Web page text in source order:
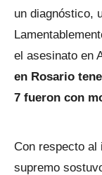
un diagnóstico,
el asesinato en
en Rosario
7 fueron con
Con respecto al
supremo